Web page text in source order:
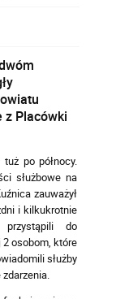
Placówki
po północy.
służbowe na
zauważył
i kilkukrotnie
przystąpili do
osobom, które
służby